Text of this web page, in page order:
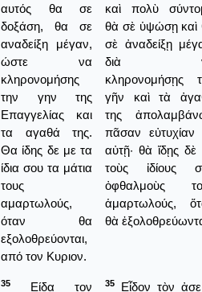
αυτός θα σε
δοξάση, θα σε
αναδείξη μέγαν,
ώστε να
κληρονομήσης
την γην της
Επαγγελίας και
τα αγαθά της.
Θα ίδης δε με τα
ίδια σου τα μάτια
τους
αμαρτωλούς,
όταν θα
εξολοθρεύονται,
από τον Κυριον.
καὶ πολὺ
θὰ σὲ ὑψώσῃ καὶ
σὲ ἀναδείξῃ
διὰ
κληρονομήσῃς
γῆν καὶ τὰ
της
πᾶσαν εὐτυχίαν
αὐτῇ· θὰ ἴδῃς δὲ
τοὺς ἰδίους
ὀφθαλμοὺς
ἁμαρτωλούς,
θὰ
35
Είδα τον
35
Εἶδον τὸν